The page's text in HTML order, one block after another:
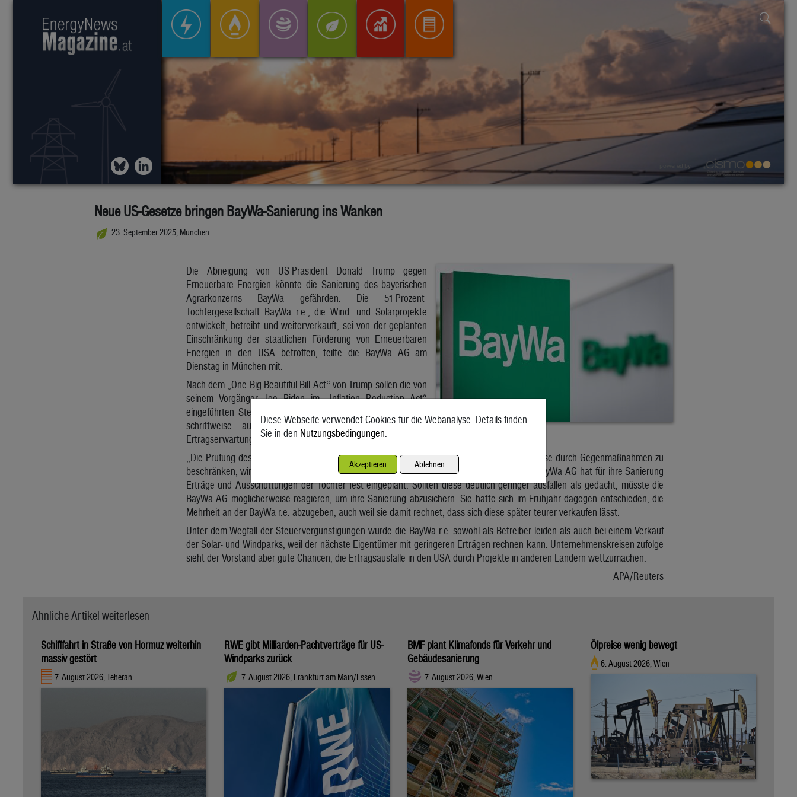
Neue US-Gesetze bringen BayWa-Sanierung ins Wanken
23. September 2025, München
Die Abneigung von US-Präsident Donald Trump gegen
Erneuerbare Energien könnte die Sanierung des bayerischen
Agrarkonzerns BayWa gefährden. Die 51-Prozent-
Tochtergesellschaft BayWa r.e., die Wind- und Solarprojekte
entwickelt, betreibt und weiterverkauft, sei von der geplanten
Einschränkung der staatlichen Förderung von Erneuerbaren
Energien in den USA betroffen, teilte die BayWa AG am
Dienstag in München mit.
Nach dem „One Big Beautiful Bill Act“ von Trump sollen die von
seinem Vorgänger Joe Biden im „Inflation Reduction Act“
eingeführten Steuergutschriften für solche Projekte bis 2028
schrittweise auslaufen. Das könne die Umsatz- und
Ertragserwartungen der BayWa r.e. über den Haufen werfen, warnte die BayWa.
„Die Prüfung des genauen Umfangs der möglichen Auswirkungen sowie der Möglichkeit, diese durch Gegenmaßnahmen zu
beschränken, wird voraussichtlich mehrere Wochen dauern“, hieß es in der Mitteilung. Die BayWa AG hat für ihre Sanierung
Erträge und Ausschüttungen der Tochter fest eingeplant. Sollten diese deutlich geringer ausfallen als gedacht, müsste die
BayWa AG möglicherweise reagieren, um ihre Sanierung abzusichern. Sie hatte sich im Frühjahr dagegen entschieden, die
Mehrheit an der BayWa r.e. abzugeben, auch weil sie damit rechnet, dass sich diese später teurer verkaufen lässt.
Unter dem Wegfall der Steuervergünstigungen würde die BayWa r.e. sowohl als Betreiber leiden als auch bei einem Verkauf
der Solar- und Windparks, weil der nächste Eigentümer mit geringeren Erträgen rechnen kann. Unternehmenskreisen zufolge
sieht der Vorstand aber gute Chancen, die Ertragsausfälle in den USA durch Projekte in anderen Ländern wettzumachen.
APA/Reuters
Ähnliche Artikel weiterlesen
Schifffahrt in Straße von Hormuz weiterhin
massiv gestört
7. August 2026, Teheran
RWE gibt Milliarden-Pachtverträge für US-
Windparks zurück
7. August 2026, Frankfurt am Main/Essen
BMF plant Klimafonds für Verkehr und
Gebäudesanierung
7. August 2026, Wien
Ölpreise wenig bewegt
6. August 2026, Wien
Diese Webseite verwendet Cookies für die Webanalyse. Details finden
Sie in den Nutzungsbedingungen
Akzeptieren Ablehnen